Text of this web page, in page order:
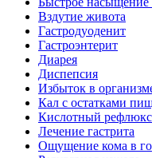
Вздутие живота
Гастродуоденит
Гастроэнтерит
Диарея
Диспепсия
Избыток в
Кал с остатками
Кислотный рефлюкс
Лечение гастрита
Ощущение кома в